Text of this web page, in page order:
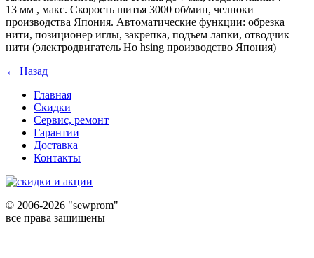
13 мм , макс. Скорость шитья 3000 об/мин, челноки
производства Япония. Автоматические функции: обрезка
нити, позиционер иглы, закрепка, подъем лапки, отводчик
нити (электродвигатель Ho hsing производство Япония)
← Назад
Главная
Скидки
Сервис, ремонт
Гарантии
Доставка
Контакты
© 2006-2026 "sewprom"
все права защищены